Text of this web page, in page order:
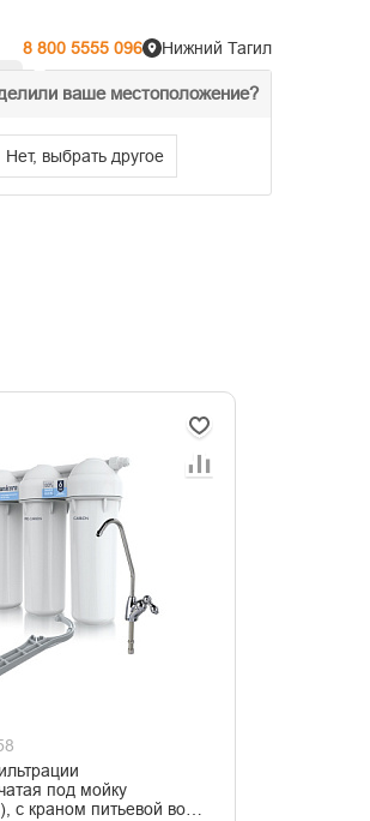
8 800 5555 096
ваше местоположение?
Нет, выбрать другое
Нижний Тагил
% Акции Распродажа
под мойку
с краном питьевой воды